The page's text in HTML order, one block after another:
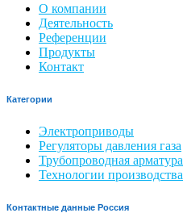
О компании
Деятельность
Референции
Продукты
Контакт
Категории
Электроприводы
Регуляторы давления газа
Трубопроводная арматура
Технологии производства
Контактные данные Россия